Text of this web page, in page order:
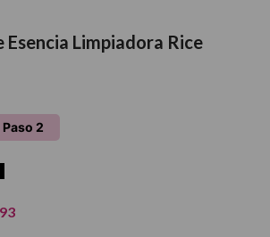
Esencia Limpiadora Rice
2